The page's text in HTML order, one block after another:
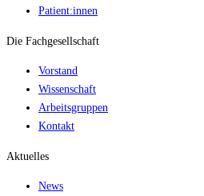
Patient:innen
Die Fachgesellschaft
Vorstand
Wissenschaft
Arbeitsgruppen
Kontakt
Aktuelles
News